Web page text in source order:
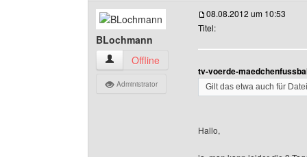
BLochmann
BLochmann Benutzer-Profile anzeigen
Offline
Administrator
08.08.2012 um 10:53
Titel:
tv-voerde-
Gilt das etwa auch für
Hallo,